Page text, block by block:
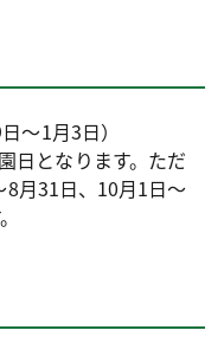
～1月3日）
日となります。ただ
月31日、10月1日～